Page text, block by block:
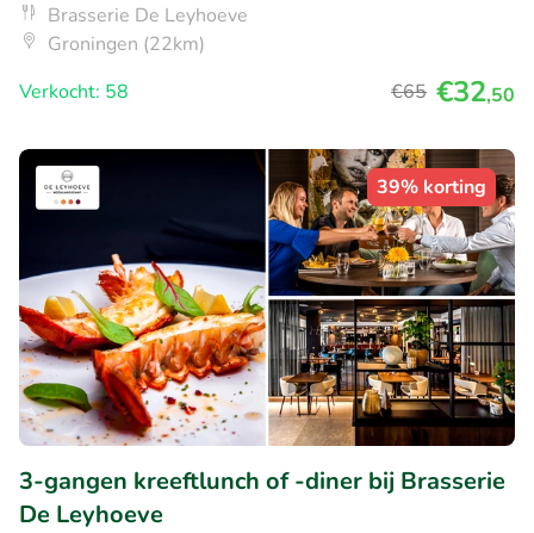
Brasserie De Leyhoeve
Groningen (22km)
Verkocht: 58
€65 €32,50
39% korting
3-gangen kreeftlunch of -diner bij Brasserie
De Leyhoeve